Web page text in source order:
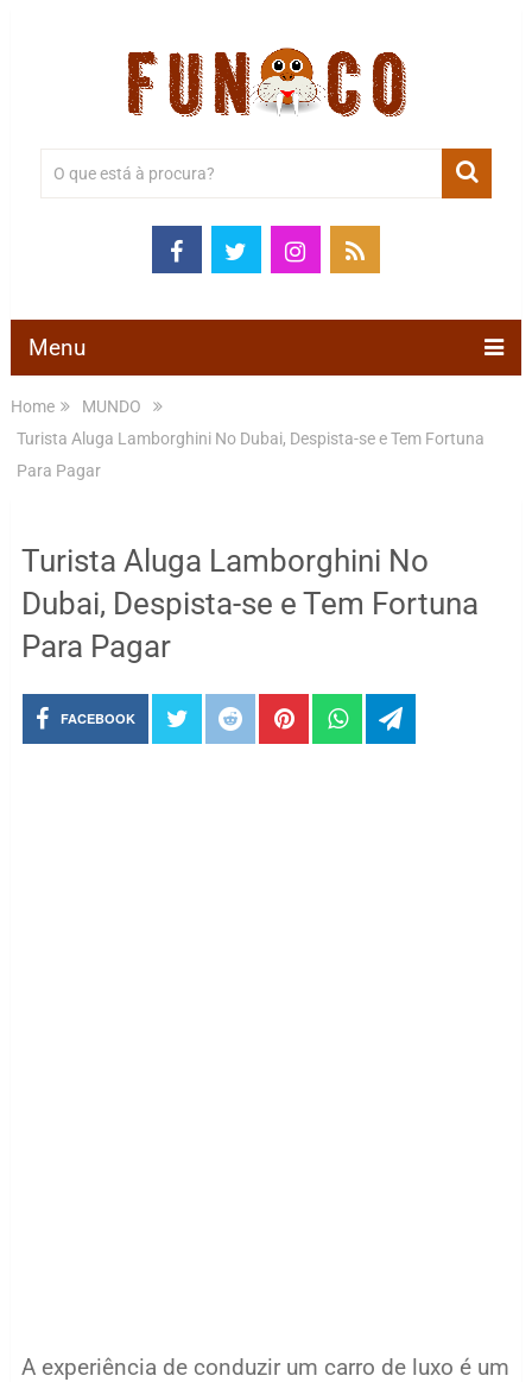
Menu
Home
MUNDO
Turista Aluga Lamborghini No Dubai, Despista-se e Tem Fortuna
Para Pagar
Turista Aluga Lamborghini No
Dubai, Despista-se e Tem Fortuna
Para Pagar
FACEBOOK
A experiência de conduzir um carro de luxo é um